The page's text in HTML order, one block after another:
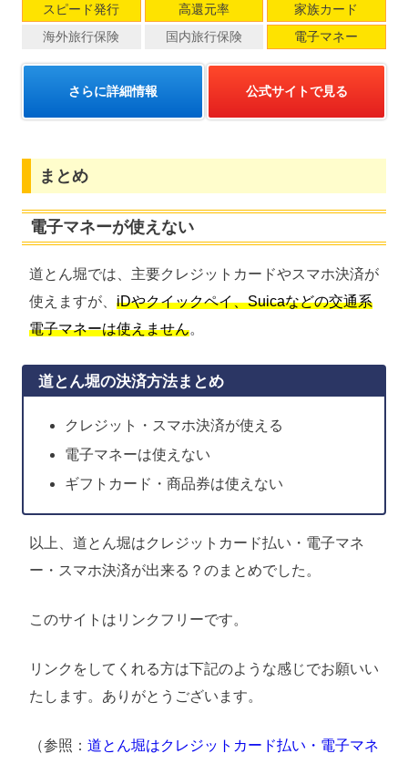
スピード発行 高還元率
家族カード
海外旅行保険
国内旅行保険 電子マネー
さらに詳細情報 公式サイトで見る
まとめ
電子マネーが使えない
道とん堀では、主要クレジットカードやスマホ決済が
使えますが、 iDやクイックペイ、Suicaなどの交通系
電子マネーは使えません。
道とん堀の決済方法まとめ
クレジット・スマホ決済が使える
電子マネーは使えない
ギフトカード・商品券は使えない
以上、道とん堀はクレジットカード払い・電子マネ
ー・スマホ決済が出来る？のまとめでした。
このサイトはリンクフリーです。
リンクをしてくれる方は下記のような感じでお願いい
たします。ありがとうございます。
（参照： 道とん堀はクレジットカード払い・電子マネ